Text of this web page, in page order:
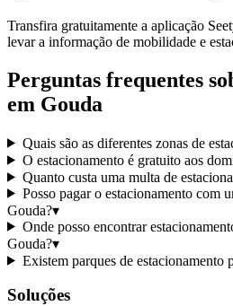
Transfira gratuitamente a aplicação
levar a informação de mobilidade e
Perguntas frequentes
em Gouda
Quais são as diferentes zonas de
O estacionamento é gratuito aos
Quanto custa uma multa de
Posso pagar o estacionamento com
Gouda?▾
Onde posso encontrar
Gouda?▾
Existem parques de estacionamento
Soluções